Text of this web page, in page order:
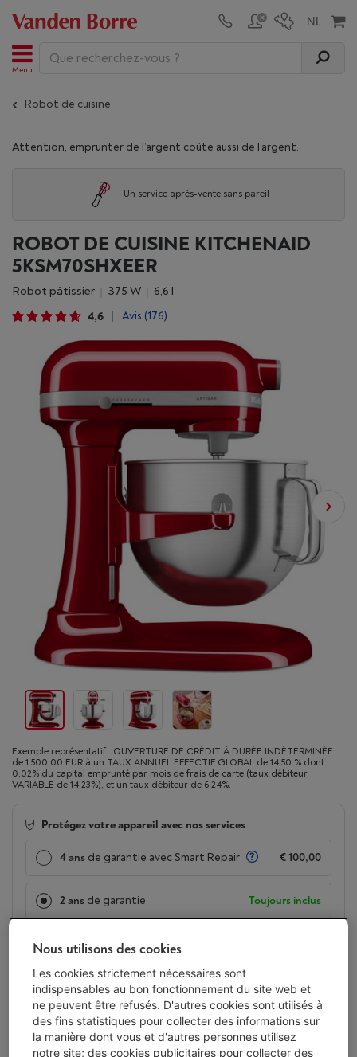
Menu
Robot de cuisine
Attention, emprunter de l’argent coûte aussi de l’argent.
Un service après-vente sans pareil
ROBOT DE CUISINE KITCHENAID
5KSM70SHXEER
Robot pâtissier 375 W
6,6 l
4,6
Avis (176)
Exemple représentatif : OUVERTURE DE CRÉDIT À DURÉE INDÉTERMINÉE
de 1.500,00 EUR à un TAUX ANNUEL EFFECTIF GLOBAL de 14,50 % dont
0,02% du capital emprunté par mois de frais de carte (taux débiteur
VARIABLE de 14,23%), et un taux débiteur de 6,24%.
Protégez votre appareil avec nos services
4 ans de garantie avec Smart Repair € 100,00
2 ans de garantie Toujours inclus
€ 999,00
Ou 24 mensualités de € 44,41 -Plus d'infos
Taux débiteur 6,24%, Coût du crédit € 66,84
Moins de 5 en stock, commandez vite !
Nous utilisons des cookies
Les cookies strictement nécessaires sont
indispensables au bon fonctionnement du site web et
ne peuvent être refusés. D'autres cookies sont utilisés à
des fins statistiques pour collecter des informations sur
la manière dont vous et d'autres personnes utilisez
notre site; des cookies publicitaires pour collecter des